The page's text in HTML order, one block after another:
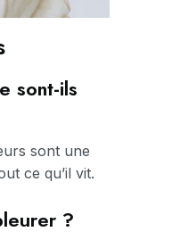
sont-ils
sont une
ce qu’il vit.
?